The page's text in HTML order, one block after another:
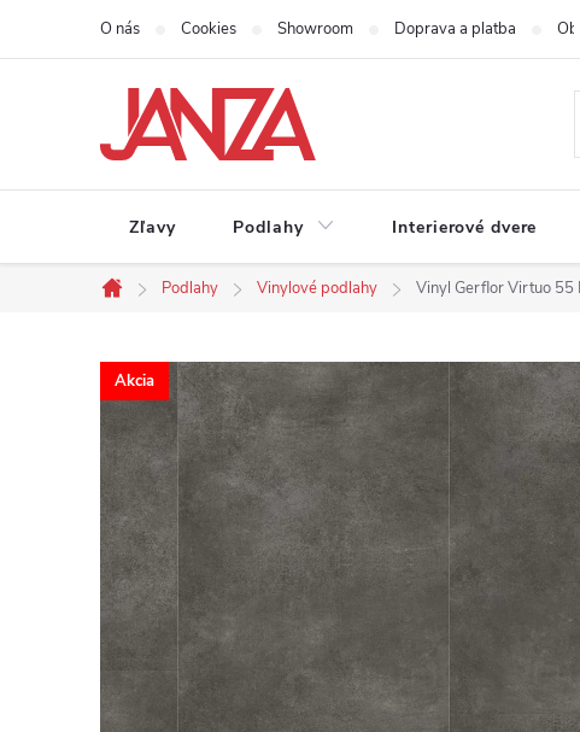
Prejsť na obsah
O nás Cookies Showroom Doprava a platba
Zľavy Podlahy Interierové dvere
Domov
Podlahy Vinylové podlahy Vinyl Gerflor Virtuo 55
Akcia